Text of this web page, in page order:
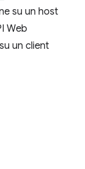
su un host
Web
un client